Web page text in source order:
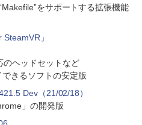
をサポートする拡張機能
」
のヘッドセットなど
できるソフトの安定版
Dev（21/02/18）
」の開発版